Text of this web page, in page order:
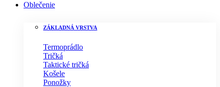
Oblečenie
ZÁKLADNÁ VRSTVA
Termoprádlo
Tričká
Taktické tričká
Košele
Ponožky